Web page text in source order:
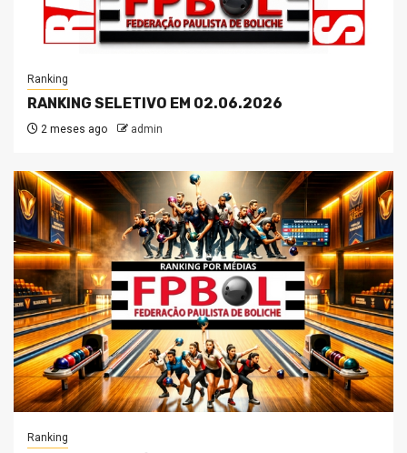
Ranking
RANKING SELETIVO EM 02.06.2026
2 meses ago admin
Ranking